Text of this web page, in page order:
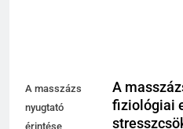
A masszázs
nyugtató
érintése
A
fiziológiai